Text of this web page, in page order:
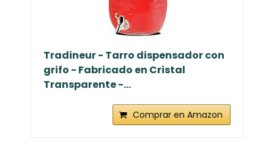
Tradineur - Tarro dispensador con
grifo - Fabricado en Cristal
Transparente -...
Comprar en Amazon